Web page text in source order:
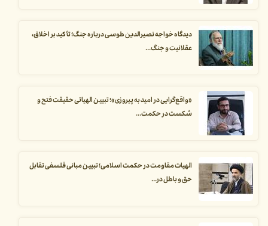
دیدگاه خواجه نصیرالدین طوسی درباره جنگ؛ تأکید بر اخلاق،
عقلانیت و جنگ...
«واقع‌گرایی در امید به پیروزی»؛ تبیین الهیاتی حقیقت فتح و
شکست در حکمت...
الهیات مقاومت در حکمت اسلامی؛ تبیین مبانی فلسفی تقابل
حق و باطل در...